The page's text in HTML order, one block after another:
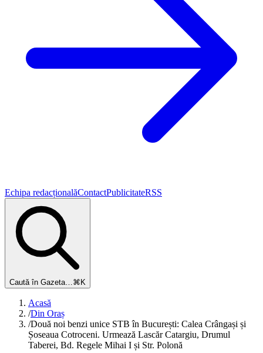
Echipa redacționalăContactPublicitateRSS
Caută în Gazeta…⌘K
Acasă
/Din Oraș
/Două noi benzi unice STB în București: Calea Crângași și
Șoseaua Cotroceni. Urmează Lascăr Catargiu, Drumul
Taberei, Bd. Regele Mihai I și Str. Polonă